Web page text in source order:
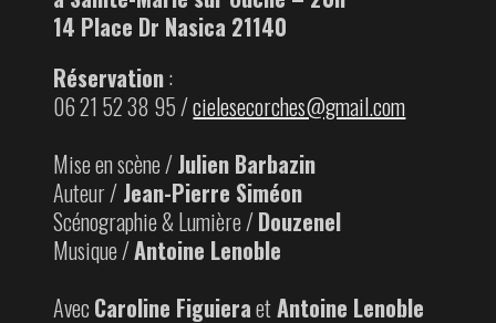
14 Place Dr Nasica 21140
Réservation:
06 21 52 38 95 /cielesecorches@gmail.com
Mise en scène /Julien Barbazin
Auteur / Jean-Pierre Siméon
Scénographie & Lumière /Douzenel
Musique /Antoine Lenoble
Avec Caroline FiguieraetAntoine Lenoble